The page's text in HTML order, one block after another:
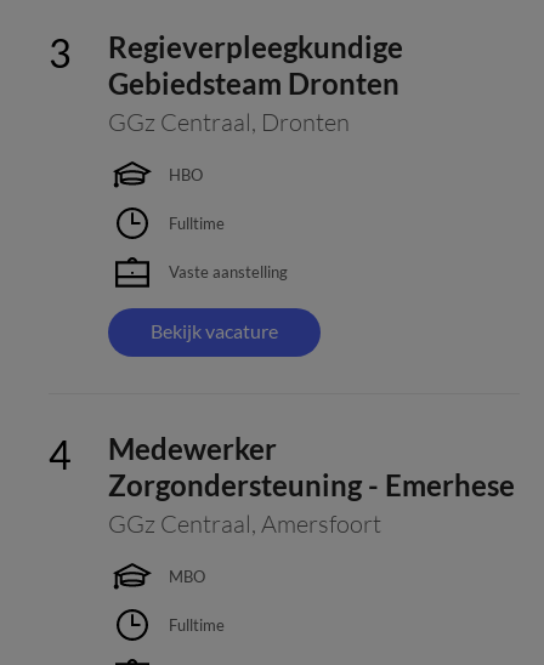
Regieverpleegkundige
Gebiedsteam Dronten
GGz Centraal, Dronten
HBO
Fulltime
Vaste aanstelling
Bekijk vacature
Medewerker
Zorgondersteuning - Emerhese
GGz Centraal, Amersfoort
MBO
Fulltime